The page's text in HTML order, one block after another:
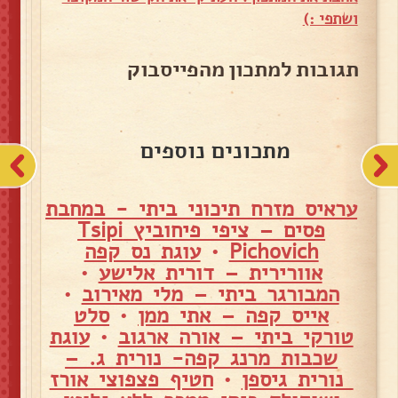
ושתפי :)
תגובות למתכון מהפייסבוק
מתכונים נוספים
עראיס מזרח תיכוני ביתי - במחבת
פסים – ציפי פיחוביץ Tsipi
Pichovich
•עוגת נס קפה
אוורירית – דורית אלישע •
המבורגר ביתי – מלי מאירוב •
אייס קפה – אתי ממן •סלט
טורקי ביתי – אורה ארגוב •עוגת
שכבות מרנג קפה- נורית ג. –
נורית גיספן •חטיף פצפוצי אורז